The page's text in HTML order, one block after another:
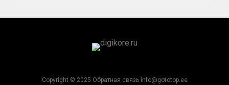
Copyright © 2025 Обратная связь info@gototop.ee